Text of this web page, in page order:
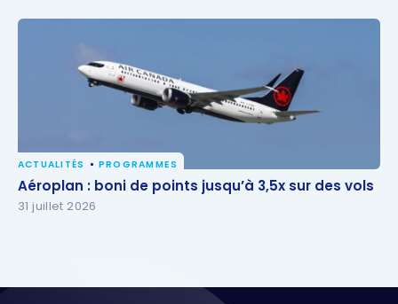
Aéroplan : boni de points jusqu’à 3,5x sur des vols
ACTUALITÉS PROGRAMMES
Aéroplan : boni de points jusqu’à 3,5x sur des vols
31 juillet 2026